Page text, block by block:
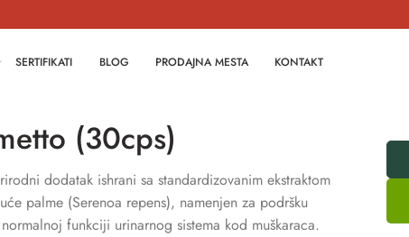
SERTIFIKATI BLOG PRODAJNA MESTA KONTAKT
(30cps)
dodatak ishrani sa standardizovanim ekstraktom
palme (Serenoa repens), namenjen za podršku
funkciji urinarnog sistema kod muškaraca.